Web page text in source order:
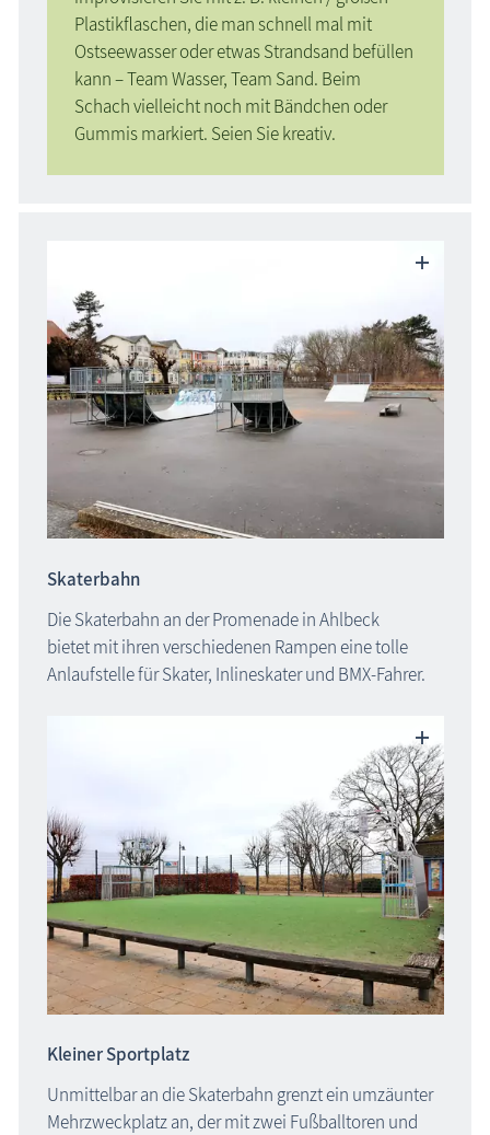
Plastikflaschen, die man schnell mal mit
Ostseewasser oder etwas Strandsand befüllen
kann – Team Wasser, Team Sand. Beim
Schach vielleicht noch mit Bändchen oder
Gummis markiert. Seien Sie kreativ.
Skaterbahn
Die Skaterbahn an der Promenade in Ahlbeck
bietet mit ihren verschiedenen Rampen eine tolle
Anlaufstelle für Skater, Inlineskater und BMX-Fahrer.
Kleiner Sportplatz
Unmittelbar an die Skaterbahn grenzt ein umzäunter
Mehrzweckplatz an, der mit zwei Fußballtoren und